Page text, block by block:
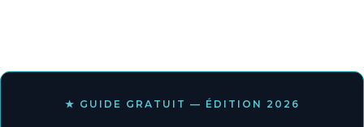
★ GUIDE GRATUIT — ÉDITION 2026